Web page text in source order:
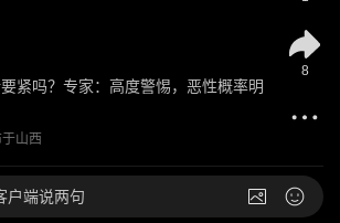
紧吗？专家：高度警惕，恶性概率明
山西
8
户端说两句